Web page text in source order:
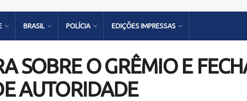
BRASIL POLÍCIA EDIÇÕES IMPRESSAS
SOBRE O GRÊMIO E
AUTORIDADE